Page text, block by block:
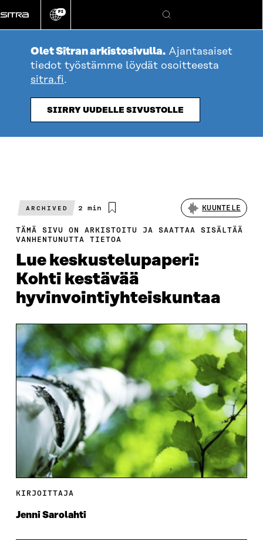
suoraan
sisältöön
Vaihda
kieli
FI
Hae
Olet Sitran arkistosivulla. Ajantasaiset
tiedot työstämme löydät osoitteesta
sitra.fi.
SIIRRY UUDELLE SIVUSTOLLE
ARCHIVED
Arvioitu
2 min KUUNTELE
TÄMÄ SIVU ON ARKISTOITU JA SAATTAA SISÄLTÄÄ
VANHENTUNUTTA TIETOA
Lue keskustelupaperi:
Kohti kestävää
hyvinvointiyhteiskuntaa
KIRJOITTAJA
Jenni Sarolahti